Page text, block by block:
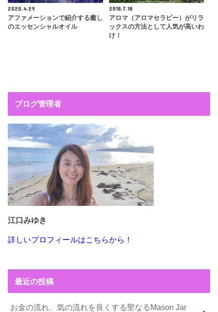
2020.4.29
アファメーションで紹介する癒し
のエッセンシャルオイル
2018.7.18
アロマ（アロマセラピー）がリラ
ックスの方法として人気が高いわ
け！
ブログ管理者
江口みゆき
詳しいプロフィールはこちらから！
最近の投稿
お金の流れ、気の流れを良くする聖なるMason Jar